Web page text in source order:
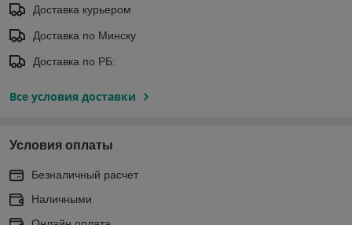
Доставка курьером
Доставка по Минску
Доставка по РБ:
Все условия доставки
Условия оплаты
Безналичный расчет
Наличными